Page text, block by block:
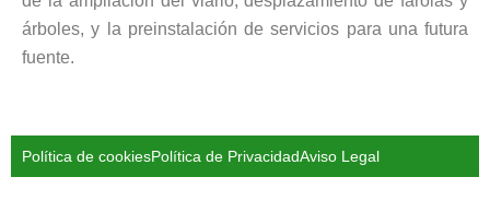
árboles, y la preinstalación de servicios para una futura
fuente.
Política de cookiesPolítica de PrivacidadAviso Legal